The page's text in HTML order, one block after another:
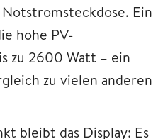
Ein
hohe PV-
zu 2600 Watt – ein
zu vielen anderen
bleibt das Display: Es